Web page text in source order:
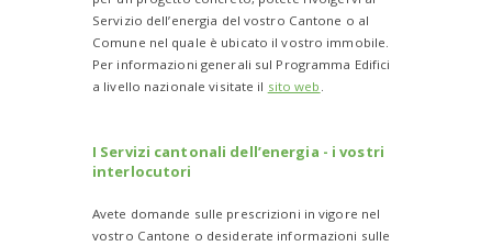
Servizio dell’energia del vostro Cantone o al
Comune nel quale è ubicato il vostro immobile.
Per informazioni generali sul Programma Edifici
a livello nazionale visitate il sito web .
I Servizi cantonali dell’energia - i vostri
interlocutori
Avete domande sulle prescrizioni in vigore nel
vostro Cantone o desiderate informazioni sulle